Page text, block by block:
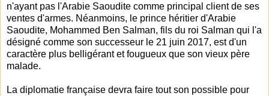
n'ayant pas l'Arabie Saoudite comme principal client de ses
ventes d'armes. Néanmoins, le prince héritier d'Arabie
Saoudite, Mohammed Ben Salman, fils du roi Salman qui l'a
désigné comme son successeur le 21 juin 2017, est d'un
caractère plus belligérant et fougueux que son vieux père
malade.
La diplomatie française devra faire tout son possible pour